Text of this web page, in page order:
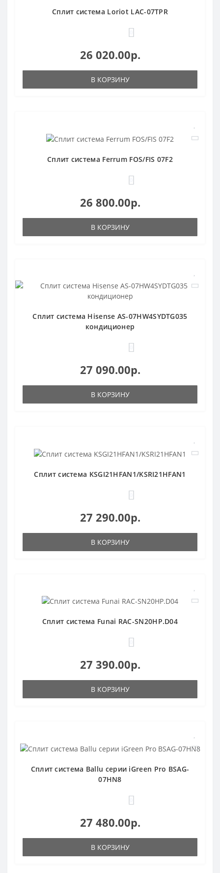
Сплит система Loriot LAC-07TPR
26 020.00р.
В КОРЗИНУ
Сплит система Ferrum FOS/FIS 07F2
26 800.00р.
В КОРЗИНУ
Сплит система Hisense AS-07HW4SYDTG035
кондиционер
27 090.00р.
В КОРЗИНУ
Сплит система KSGI21HFAN1/KSRI21HFAN1
27 290.00р.
В КОРЗИНУ
Сплит система Funai RAC-SN20HP.D04
27 390.00р.
В КОРЗИНУ
Сплит система Ballu серии iGreen Pro BSAG-
07HN8
27 480.00р.
В КОРЗИНУ